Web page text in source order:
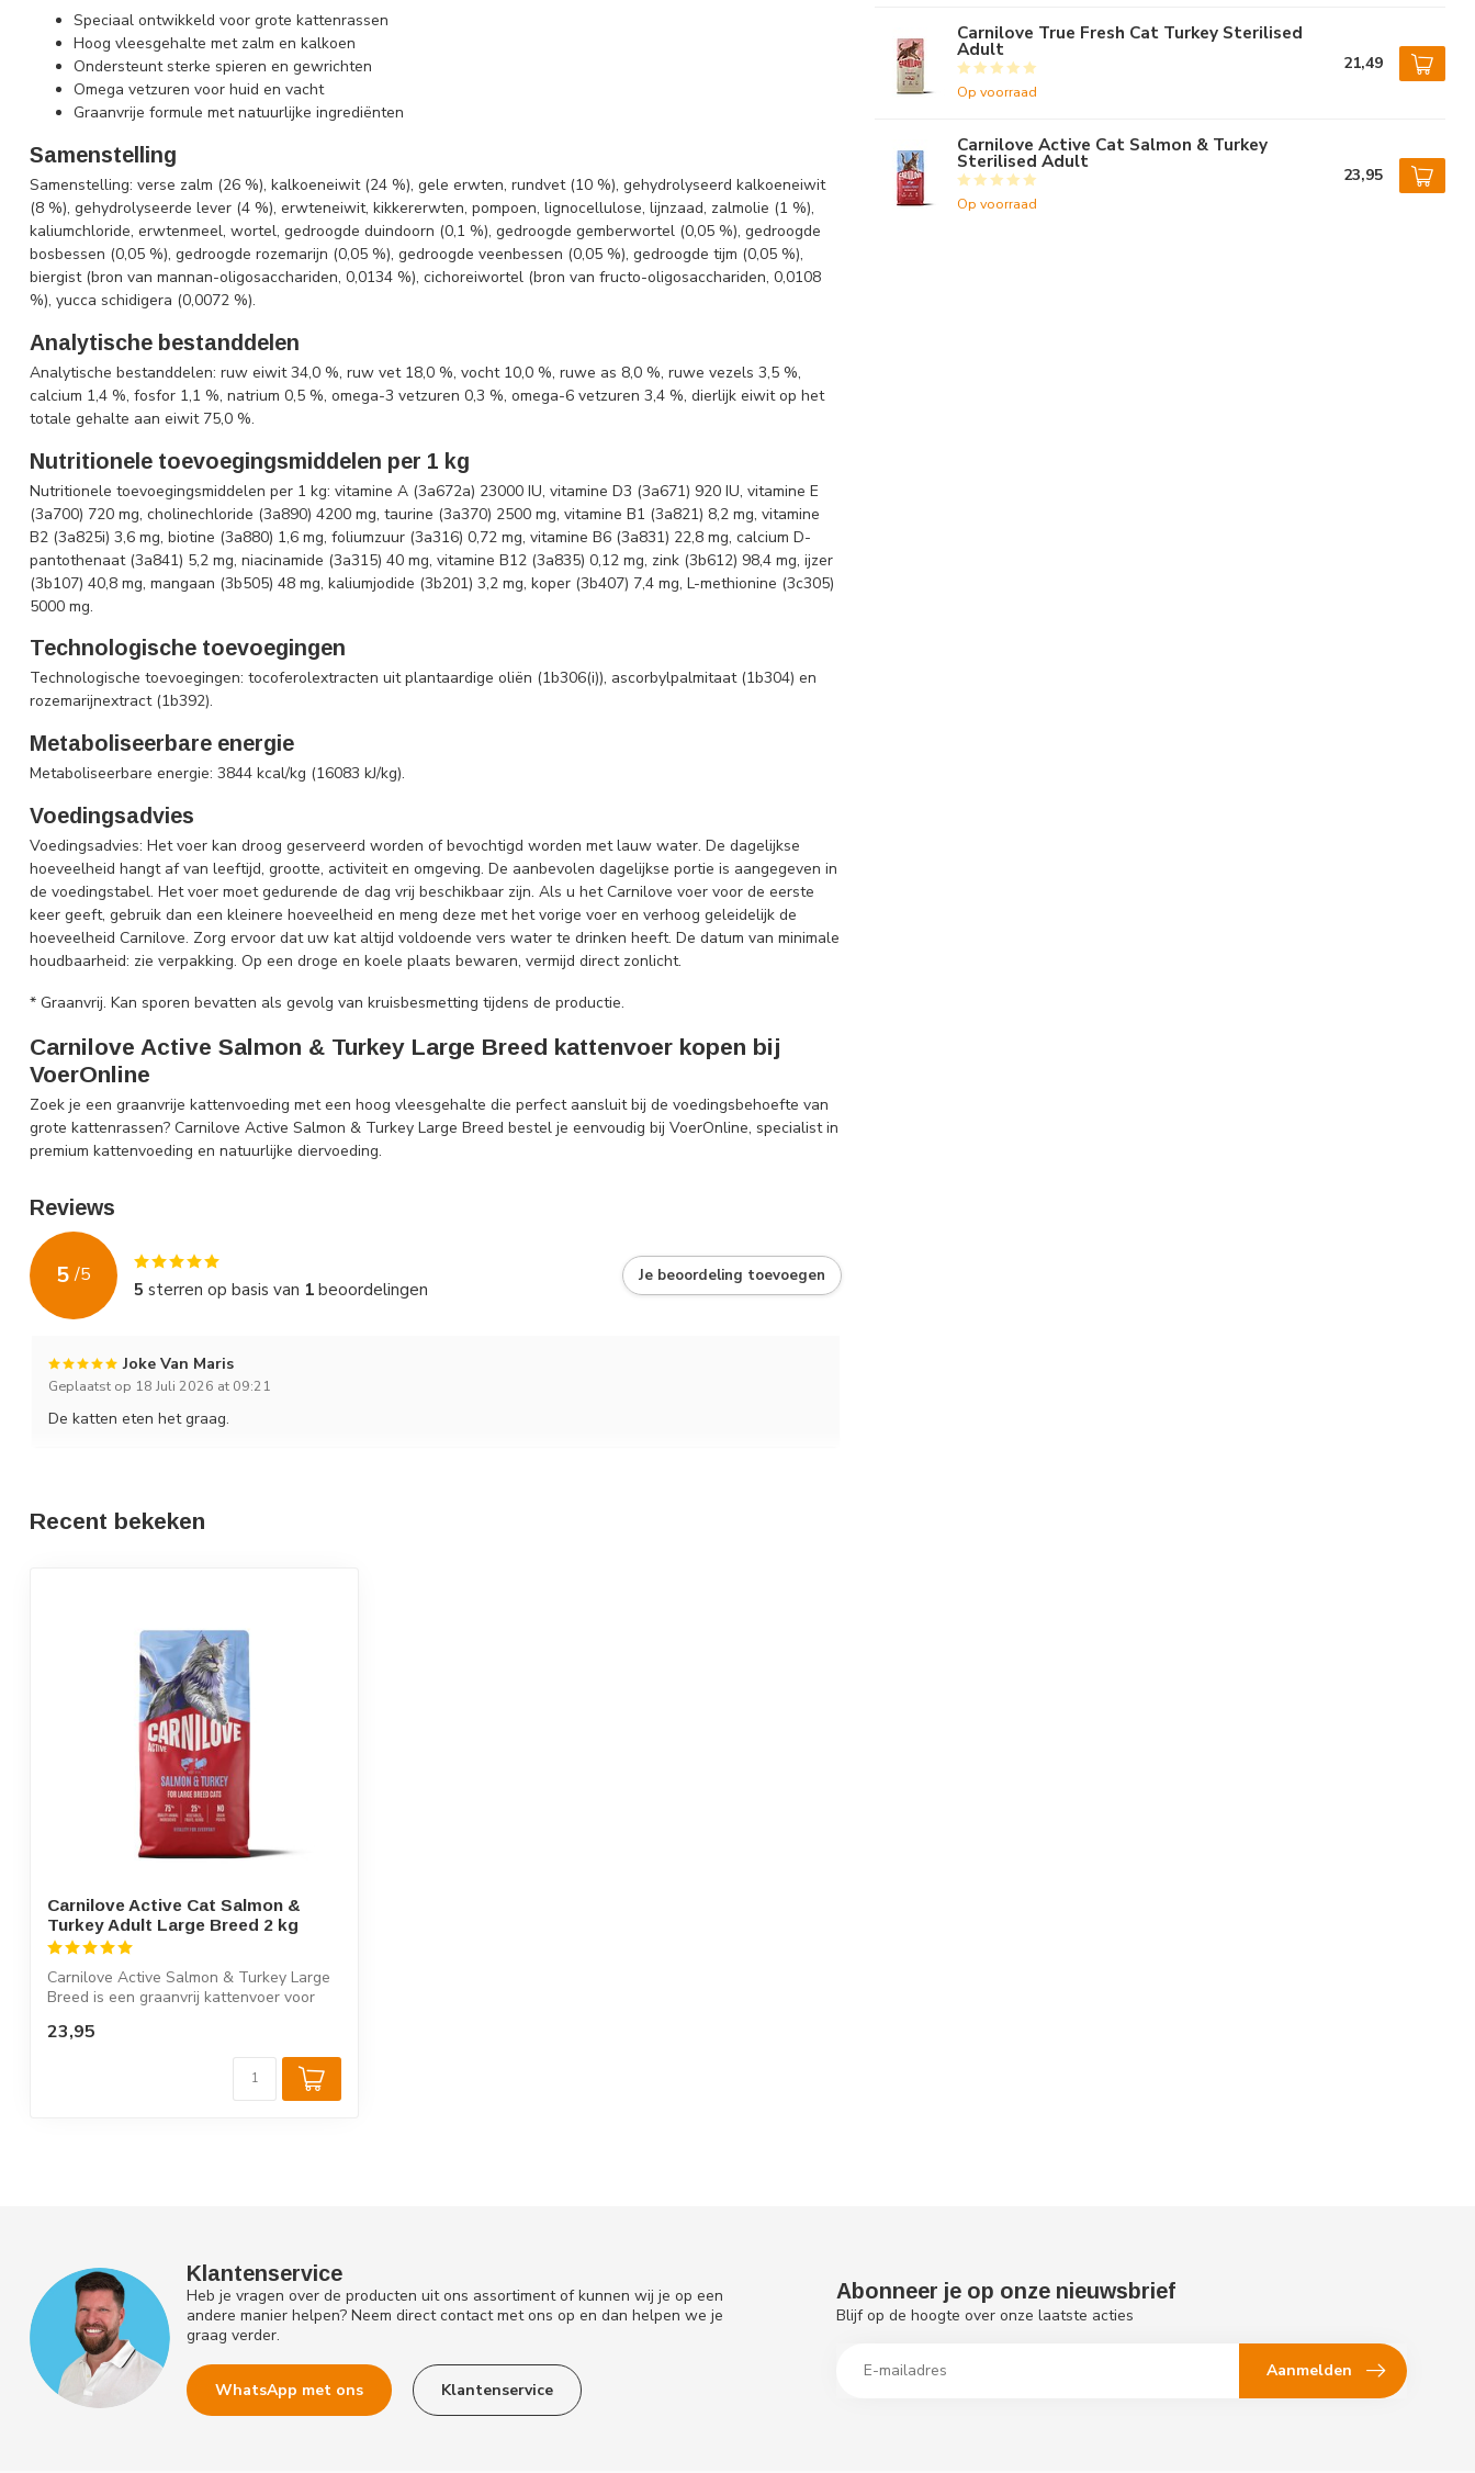
Speciaal ontwikkeld voor grote kattenrassen
Hoog vleesgehalte met zalm en kalkoen
Ondersteunt sterke spieren en gewrichten
Omega vetzuren voor huid en vacht
Graanvrije formule met natuurlijke ingrediënten
Samenstelling
Samenstelling: verse zalm (26 %), kalkoeneiwit (24 %), gele erwten, rundvet (10 %), gehydrolyseerd kalkoeneiwit
(8 %), gehydrolyseerde lever (4 %), erwteneiwit, kikkererwten, pompoen, lignocellulose, lijnzaad, zalmolie (1 %),
kaliumchloride, erwtenmeel, wortel, gedroogde duindoorn (0,1 %), gedroogde gemberwortel (0,05 %), gedroogde
bosbessen (0,05 %), gedroogde rozemarijn (0,05 %), gedroogde veenbessen (0,05 %), gedroogde tijm (0,05 %),
biergist (bron van mannan-oligosacchariden, 0,0134 %), cichoreiwortel (bron van fructo-oligosacchariden, 0,0108
%), yucca schidigera (0,0072 %).
Analytische bestanddelen
Analytische bestanddelen: ruw eiwit 34,0 %, ruw vet 18,0 %, vocht 10,0 %, ruwe as 8,0 %, ruwe vezels 3,5 %,
calcium 1,4 %, fosfor 1,1 %, natrium 0,5 %, omega-3 vetzuren 0,3 %, omega-6 vetzuren 3,4 %, dierlijk eiwit op het
totale gehalte aan eiwit 75,0 %.
Nutritionele toevoegingsmiddelen per 1 kg
Nutritionele toevoegingsmiddelen per 1 kg: vitamine A (3a672a) 23000 IU, vitamine D3 (3a671) 920 IU, vitamine E
(3a700) 720 mg, cholinechloride (3a890) 4200 mg, taurine (3a370) 2500 mg, vitamine B1 (3a821) 8,2 mg, vitamine
B2 (3a825i) 3,6 mg, biotine (3a880) 1,6 mg, foliumzuur (3a316) 0,72 mg, vitamine B6 (3a831) 22,8 mg, calcium D-
pantothenaat (3a841) 5,2 mg, niacinamide (3a315) 40 mg, vitamine B12 (3a835) 0,12 mg, zink (3b612) 98,4 mg, ijzer
(3b107) 40,8 mg, mangaan (3b505) 48 mg, kaliumjodide (3b201) 3,2 mg, koper (3b407) 7,4 mg, L-methionine (3c305)
5000 mg.
Technologische toevoegingen
Technologische toevoegingen: tocoferolextracten uit plantaardige oliën (1b306(i)), ascorbylpalmitaat (1b304) en
rozemarijnextract (1b392).
Metaboliseerbare energie
Metaboliseerbare energie: 3844 kcal/kg (16083 kJ/kg).
Voedingsadvies
Voedingsadvies: Het voer kan droog geserveerd worden of bevochtigd worden met lauw water. De dagelijkse
hoeveelheid hangt af van leeftijd, grootte, activiteit en omgeving. De aanbevolen dagelijkse portie is aangegeven in
de voedingstabel. Het voer moet gedurende de dag vrij beschikbaar zijn. Als u het Carnilove voer voor de eerste
keer geeft, gebruik dan een kleinere hoeveelheid en meng deze met het vorige voer en verhoog geleidelijk de
hoeveelheid Carnilove. Zorg ervoor dat uw kat altijd voldoende vers water te drinken heeft. De datum van minimale
houdbaarheid: zie verpakking. Op een droge en koele plaats bewaren, vermijd direct zonlicht.
* Graanvrij. Kan sporen bevatten als gevolg van kruisbesmetting tijdens de productie.
Carnilove Active Salmon & Turkey Large Breed kattenvoer kopen bij
VoerOnline
Zoek je een graanvrije kattenvoeding met een hoog vleesgehalte die perfect aansluit bij de voedingsbehoefte van
grote kattenrassen? Carnilove Active Salmon & Turkey Large Breed bestel je eenvoudig bij VoerOnline, specialist in
premium kattenvoeding en natuurlijke diervoeding.
Reviews
5 /5
5 sterren op basis van 1beoordelingen
Je beoordeling toevoegen
Joke Van Maris
Geplaatst op 18 Juli 2026 at 09:21
De katten eten het graag.
Carnilove True Fresh Cat Turkey Sterilised
Adult
Op voorraad
21,49
Carnilove Active Cat Salmon & Turkey
Sterilised Adult
Op voorraad
23,95
Recent bekeken
Carnilove Active Cat Salmon &
Turkey Adult Large Breed 2 kg
Carnilove Active Salmon & Turkey Large
Breed is een graanvrij kattenvoer voor
23,95
Klantenservice
Heb je vragen over de producten uit ons assortiment of kunnen wij je op een
andere manier helpen? Neem direct contact met ons op en dan helpen we je
graag verder.
WhatsApp met ons Klantenservice
Abonneer je op onze nieuwsbrief
Blijf op de hoogte over onze laatste acties
Aanmelden